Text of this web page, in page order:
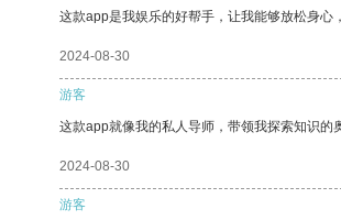
这款app是我娱乐的好帮手，让我能够放松身心
2024-08-30
游客
这款app就像我的私人导师，带领我探索知识的
2024-08-30
游客